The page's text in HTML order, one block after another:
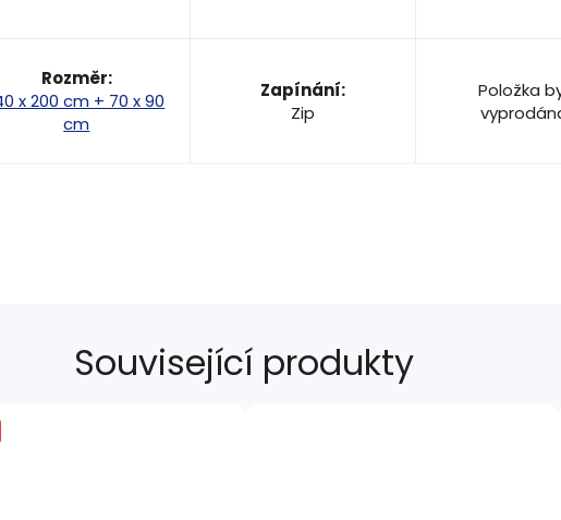
Rozměr:
x 200 cm + 70 x 90
cm
Zapínání:
Zip
Položka
Související produkty